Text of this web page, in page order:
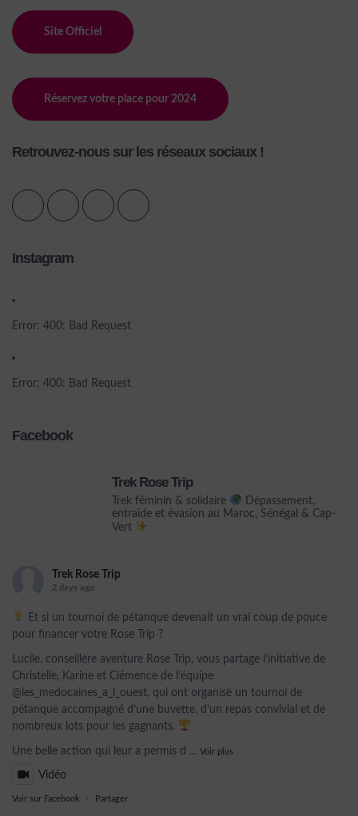
Site Officiel
Réservez votre place pour 2024
Retrouvez-nous sur les réseaux sociaux !
Instagram
Error: 400: Bad Request
Error: 400: Bad Request
Facebook
Trek Rose Trip
Trek féminin & solidaire
Dépassement,
entraide et évasion au Maroc, Sénégal & Cap-
Vert
Trek Rose Trip
2 days ago
Et si un tournoi de pétanque devenait un vrai coup de pouce
pour financer votre Rose Trip ?
Lucile, conseillère aventure Rose Trip, vous partage l’initiative de
Christelle, Karine et Clémence de l’équipe
@les_medocaines_a_l_ouest, qui ont organisé un tournoi de
pétanque accompagné d’une buvette, d’un repas convivial et de
nombreux lots pour les gagnants.
Une belle action qui leur a permis d ... Voir plus
Vidéo
Voir sur Facebook · Partager